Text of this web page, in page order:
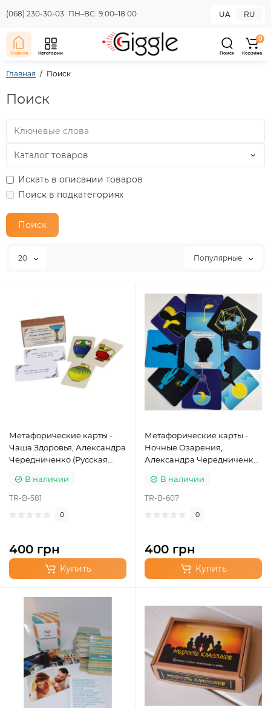
(068) 230-30-03 ПН–ВС: 9:00–18:00 UA RU
Главная Категории Поиск
0
Корзина
Главная Поиск
Поиск
Искать в описании товаров
Поиск в подкатегориях
20 Популярные
Метафорические карты -
Чаша Здоровья, Александра
Чередниченко (Русская
В наличии
TR-B-581
0
400 грн
Купить
Метафорические карты -
Ночные Озарения,
Александра Чередниченко
В наличии
TR-B-607
0
400 грн
Купить